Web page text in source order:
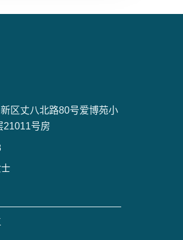
区丈八北路80号爱博苑小
21011号房